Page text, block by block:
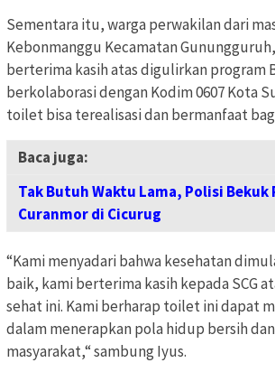
Sementara itu, warga perwakilan dari
Kebonmanggu Kecamatan
berterima kasih atas digulirkan program
berkolaborasi dengan Kodim 0607 Kota
toilet bisa terealisasi dan bermanfaat
Baca juga:
Tak Butuh Waktu Lama, Polisi Bekuk
Curanmor di Cicurug
“Kami menyadari bahwa kesehatan
baik, kami berterima kasih kepada SCG
sehat ini. Kami berharap toilet ini dapat
dalam menerapkan pola hidup bersih
masyarakat,“ sambung Iyus.